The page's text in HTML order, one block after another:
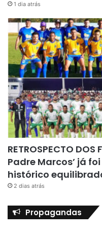
1 dia atrás
RETROSPECTO
Padre Marcos’ já
histórico
2 dias atrás
Propagandas